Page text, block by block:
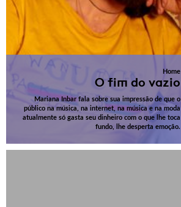
Home
O fim do vazio
Mariana Inbar fala sobre sua impressão de que o
público na música, na internet, na música e na moda
atualmente só gasta seu dinheiro com o que lhe toca
fundo, lhe desperta emoção.